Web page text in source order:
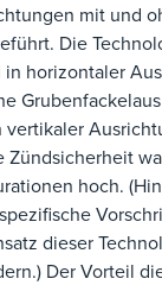
mit und
Die
in horizontaler
vertikaler
Zündsicherheit
hoch.
dieser
Der Vorteil